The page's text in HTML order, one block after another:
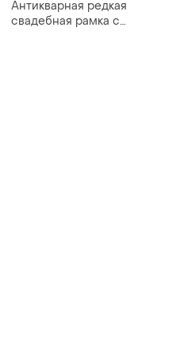
Антикварная редкая
свадебная рамка с